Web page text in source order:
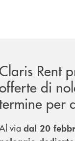
Rent
di
per
commerciali
via dal 20